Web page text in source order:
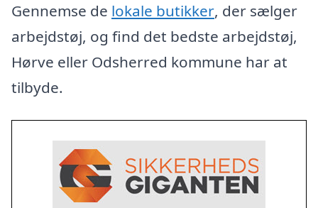
Gennemse de lokale butikker, der sælger
arbejdstøj, og find det bedste arbejdstøj,
Hørve eller Odsherred kommune har at
tilbyde.